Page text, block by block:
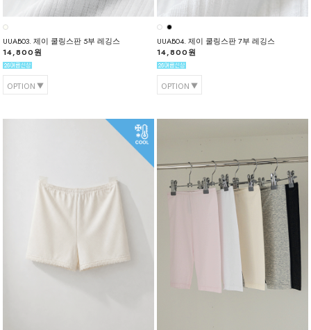
UUAB03. 제이 쿨링스판 5부 레깅스
14,800원
OPTION
UUAB04. 제이 쿨링스판 7부 레깅스
14,800원
OPTION